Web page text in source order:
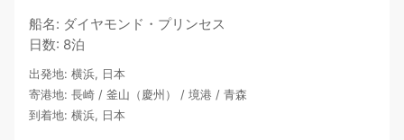
船名: ダイヤモンド・プリンセス
日数: 8泊
出発地: 横浜, 日本
寄港地: 長崎 / 釜山（慶州） / 境港 / 青森
到着地: 横浜, 日本